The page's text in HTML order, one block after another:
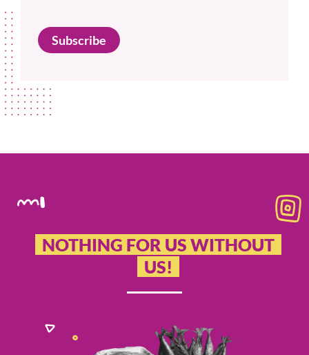
Subscribe
NOTHING FOR US WITHOUT
US!